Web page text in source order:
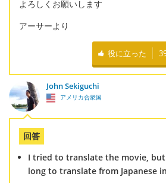
よろしくお願いします
アーサーより
役に立った
John Sekiguchi
アメリカ合衆国
回答
I tried to translate the movie,
long to translate from Japanese